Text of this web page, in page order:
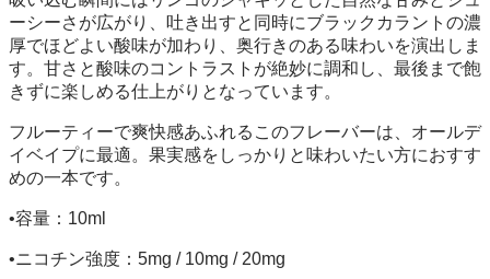
ーシーさが広がり、吐き出すと同時にブラックカラントの濃
厚でほどよい酸味が加わり、奥行きのある味わいを演出しま
す。甘さと酸味のコントラストが絶妙に調和し、最後まで飽
きずに楽しめる仕上がりとなっています。
フルーティーで爽快感あふれるこのフレーバーは、オールデ
イベイプに最適。果実感をしっかりと味わいたい方におすす
めの一本です。
•容量：10ml
•ニコチン強度：5mg / 10mg / 20mg